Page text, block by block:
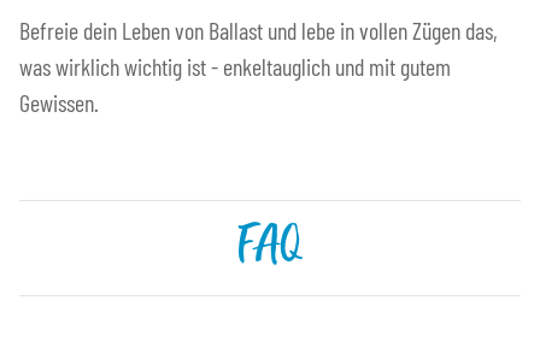
Befreie dein Leben von Ballast und lebe in vollen Zügen das,
was wirklich wichtig ist - enkeltauglich und mit gutem
Gewissen.
FAQ